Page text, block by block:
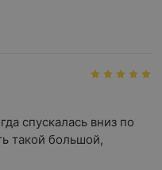
мастера.
цены.
и гибкая система
спускалась вниз по
такой большой,